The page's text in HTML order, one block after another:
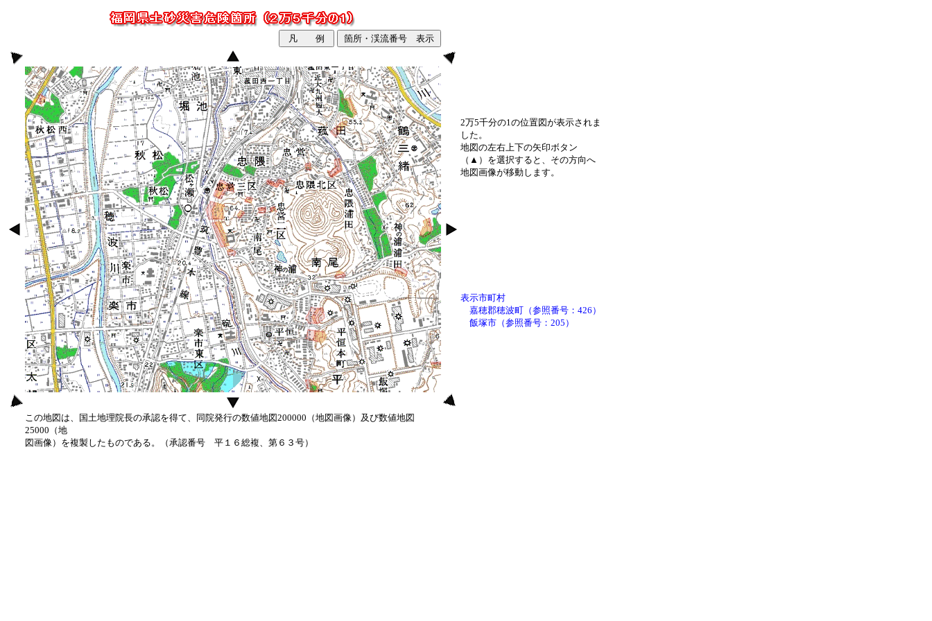
2万5千分の1の位置図が表示されま
した。
地図の左右上下の矢印ボタン
（▲）を選択すると、その方向へ
地図画像が移動します。
表示市町村
嘉穂郡穂波町（参照番号：426）
飯塚市（参照番号：205）
この地図は、国土地理院長の承認を得て、同院発行の数値地図200000（地図画像）及び数値地図
25000（地
図画像）を複製したものである。（承認番号 平１６総複、第６３号）